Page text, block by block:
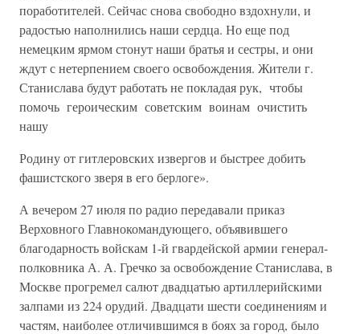
поработителей. Сейчас снова свободно вздохну­ли, и
радостью наполнились наши сердца. Но еще под
немецким яр­мом стонут наши братья и сестры, и они
ждут с нетерпением своего освобождения. Жители г.
Станислава будут работать не покладая рук, чтобы
помочь героическим советским воинам очистить
нашу
Родину от гитлеровских извергов и быстрее добить
фашистского зве­ря в его берлоге».
А вечером 27 июля по радио передавали приказ
Верховного Глав­нокомандующего, объявившего
благодарность войскам 1-й гвардей­ской армии генерал-
полковника А. А. Гречко за освобождение Ста­нислава, в
Москве прогремел салют двадцатью артиллерийскими
залпами из 224 орудий. Двадцати шести соединениям и
частям, наи­более отличившимся в боях за город, было